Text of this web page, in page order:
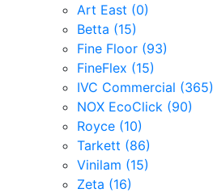
Art East (0)
Betta (15)
Fine Floor (93)
FineFlex (15)
IVC Commercial (365)
NOX EcoClick (90)
Royce (10)
Tarkett (86)
Vinilam (15)
Zeta (16)